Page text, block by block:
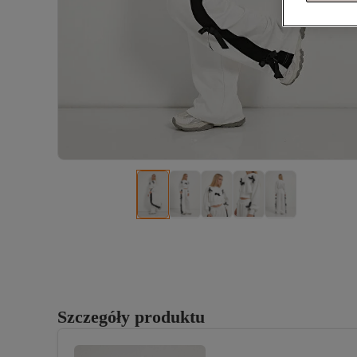
Szczegóły produktu